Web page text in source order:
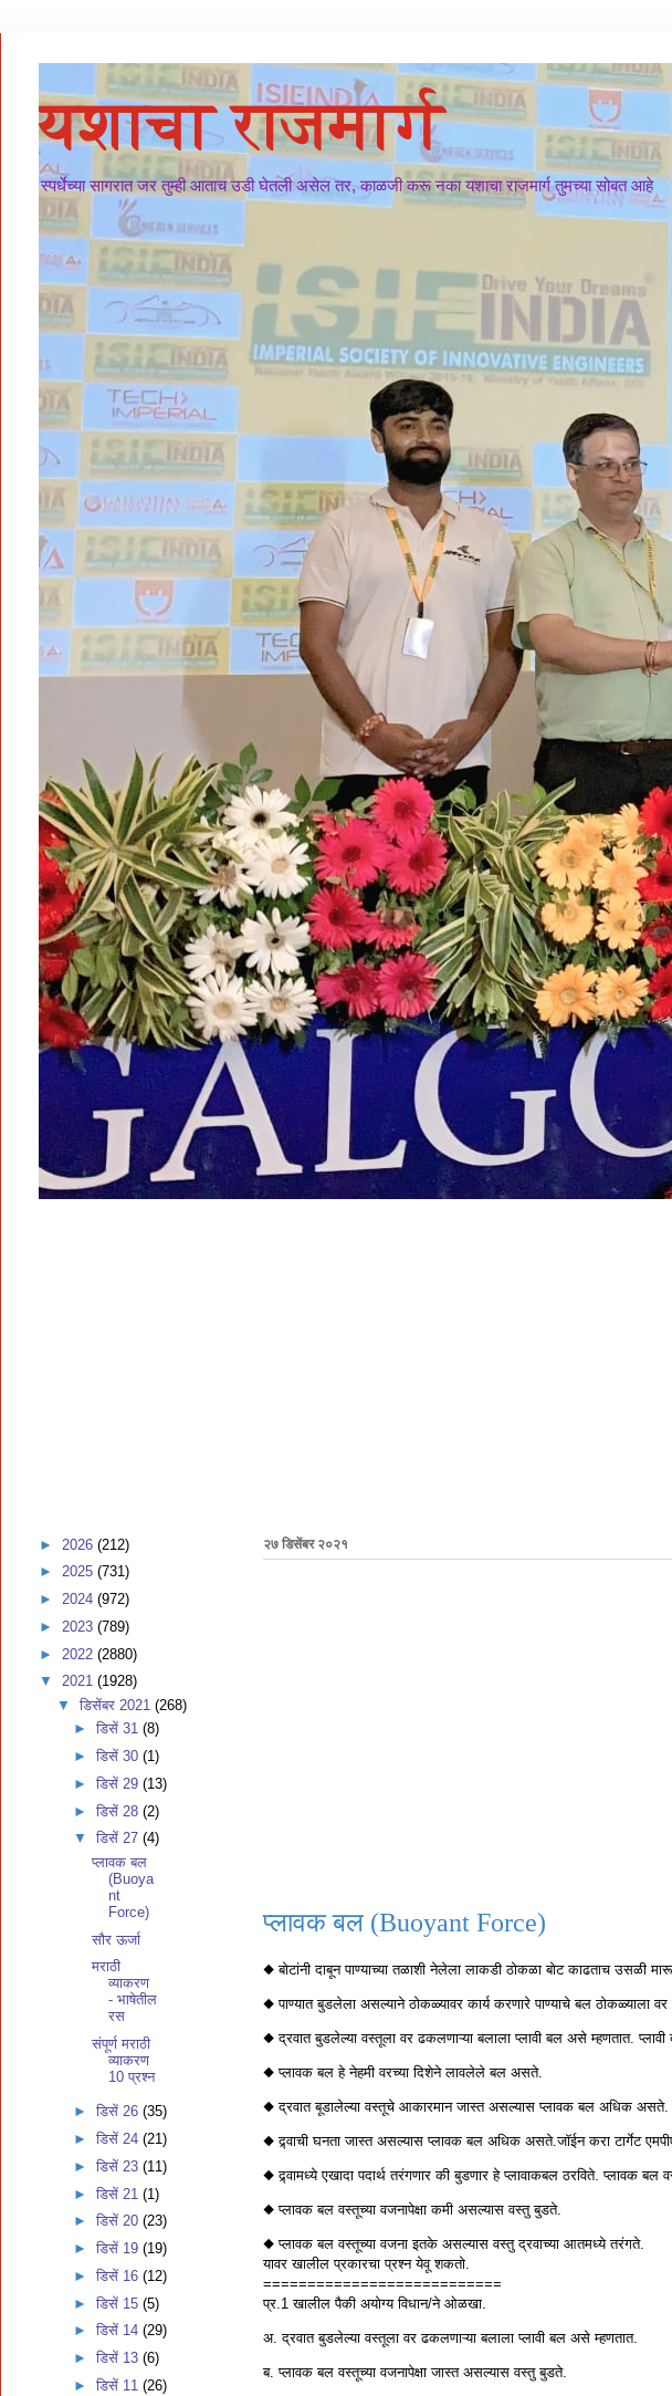
यशाचा राजमार्ग
स्पर्धेच्या सागरात जर तुम्ही आताच उडी घेतली असेल तर, काळजी करू नका यशाचा राजमार्ग तुमच्या सोबत आहे
२७ डिसेंबर २०२१
प्लावक बल (Buoyant Force)
◆ बोटांनी दाबून पाण्याच्या तळाशी नेलेला लाकडी ठोकळा बोट काढताच उसळी मारून
◆ पाण्यात बुडलेला असल्याने ठोकळ्यावर कार्य करणारे पाण्याचे बल ठोकळ्याला
◆ द्रवात बुडलेल्या वस्तूला वर ढकलणाऱ्या बलाला प्लावी बल असे म्हणतात.
◆ प्लावक बल हे नेहमी वरच्या दिशेने लावलेले बल असते.
◆ द्रवात बूडालेल्या वस्तूचे आकारमान जास्त असल्यास प्लावक बल अधिक असते.
◆ द्र्वाची घनता जास्त असल्यास प्लावक बल अधिक असते.जॉईन करा टार्गेट
◆ द्र्वामध्ये एखादा पदार्थ तरंगणार की बुडणार हे प्लावाकबल ठरविते. प्लावक बल
◆ प्लावक बल वस्तूच्या वजनापेक्षा कमी असल्यास वस्तु बुडते.
◆ प्लावक बल वस्तूच्या वजना इतके असल्यास वस्तु द्रवाच्या आतमध्ये तरंगते.
यावर खालील प्रकारचा प्रश्न येवू शकतो.
===========================
प्र.1 खालील पैकी अयोग्य विधान/ने ओळखा.
अ. द्रवात बुडलेल्या वस्तूला वर ढकलणाऱ्या बलाला प्लावी बल असे म्हणतात.
ब. प्लावक बल वस्तूच्या वजनापेक्षा जास्त असल्यास वस्तु बुडते.
► 2026 (212)
► 2025 (731)
► 2024 (972)
► 2023 (789)
► 2022 (2880)
▼ 2021 (1928)
▼ डिसेंबर 2021 (268)
►डिसें 31(8)
►डिसें 30(1)
►डिसें 29(13)
►डिसें 28(2)
▼डिसें 27(4)
प्लावक बल
(Buoya
nt
Force)
सौर ऊर्जा
मराठी
व्याकरण
- भाषेतील
रस
संपूर्ण मराठी
व्याकरण
10 प्रश्न
►डिसें 26(35)
►डिसें 24(21)
►डिसें 23(11)
►डिसें 21(1)
►डिसें 20(23)
►डिसें 19(19)
►डिसें 16(12)
►डिसें 15(5)
►डिसें 14(29)
►डिसें 13(6)
►डिसें 11(26)